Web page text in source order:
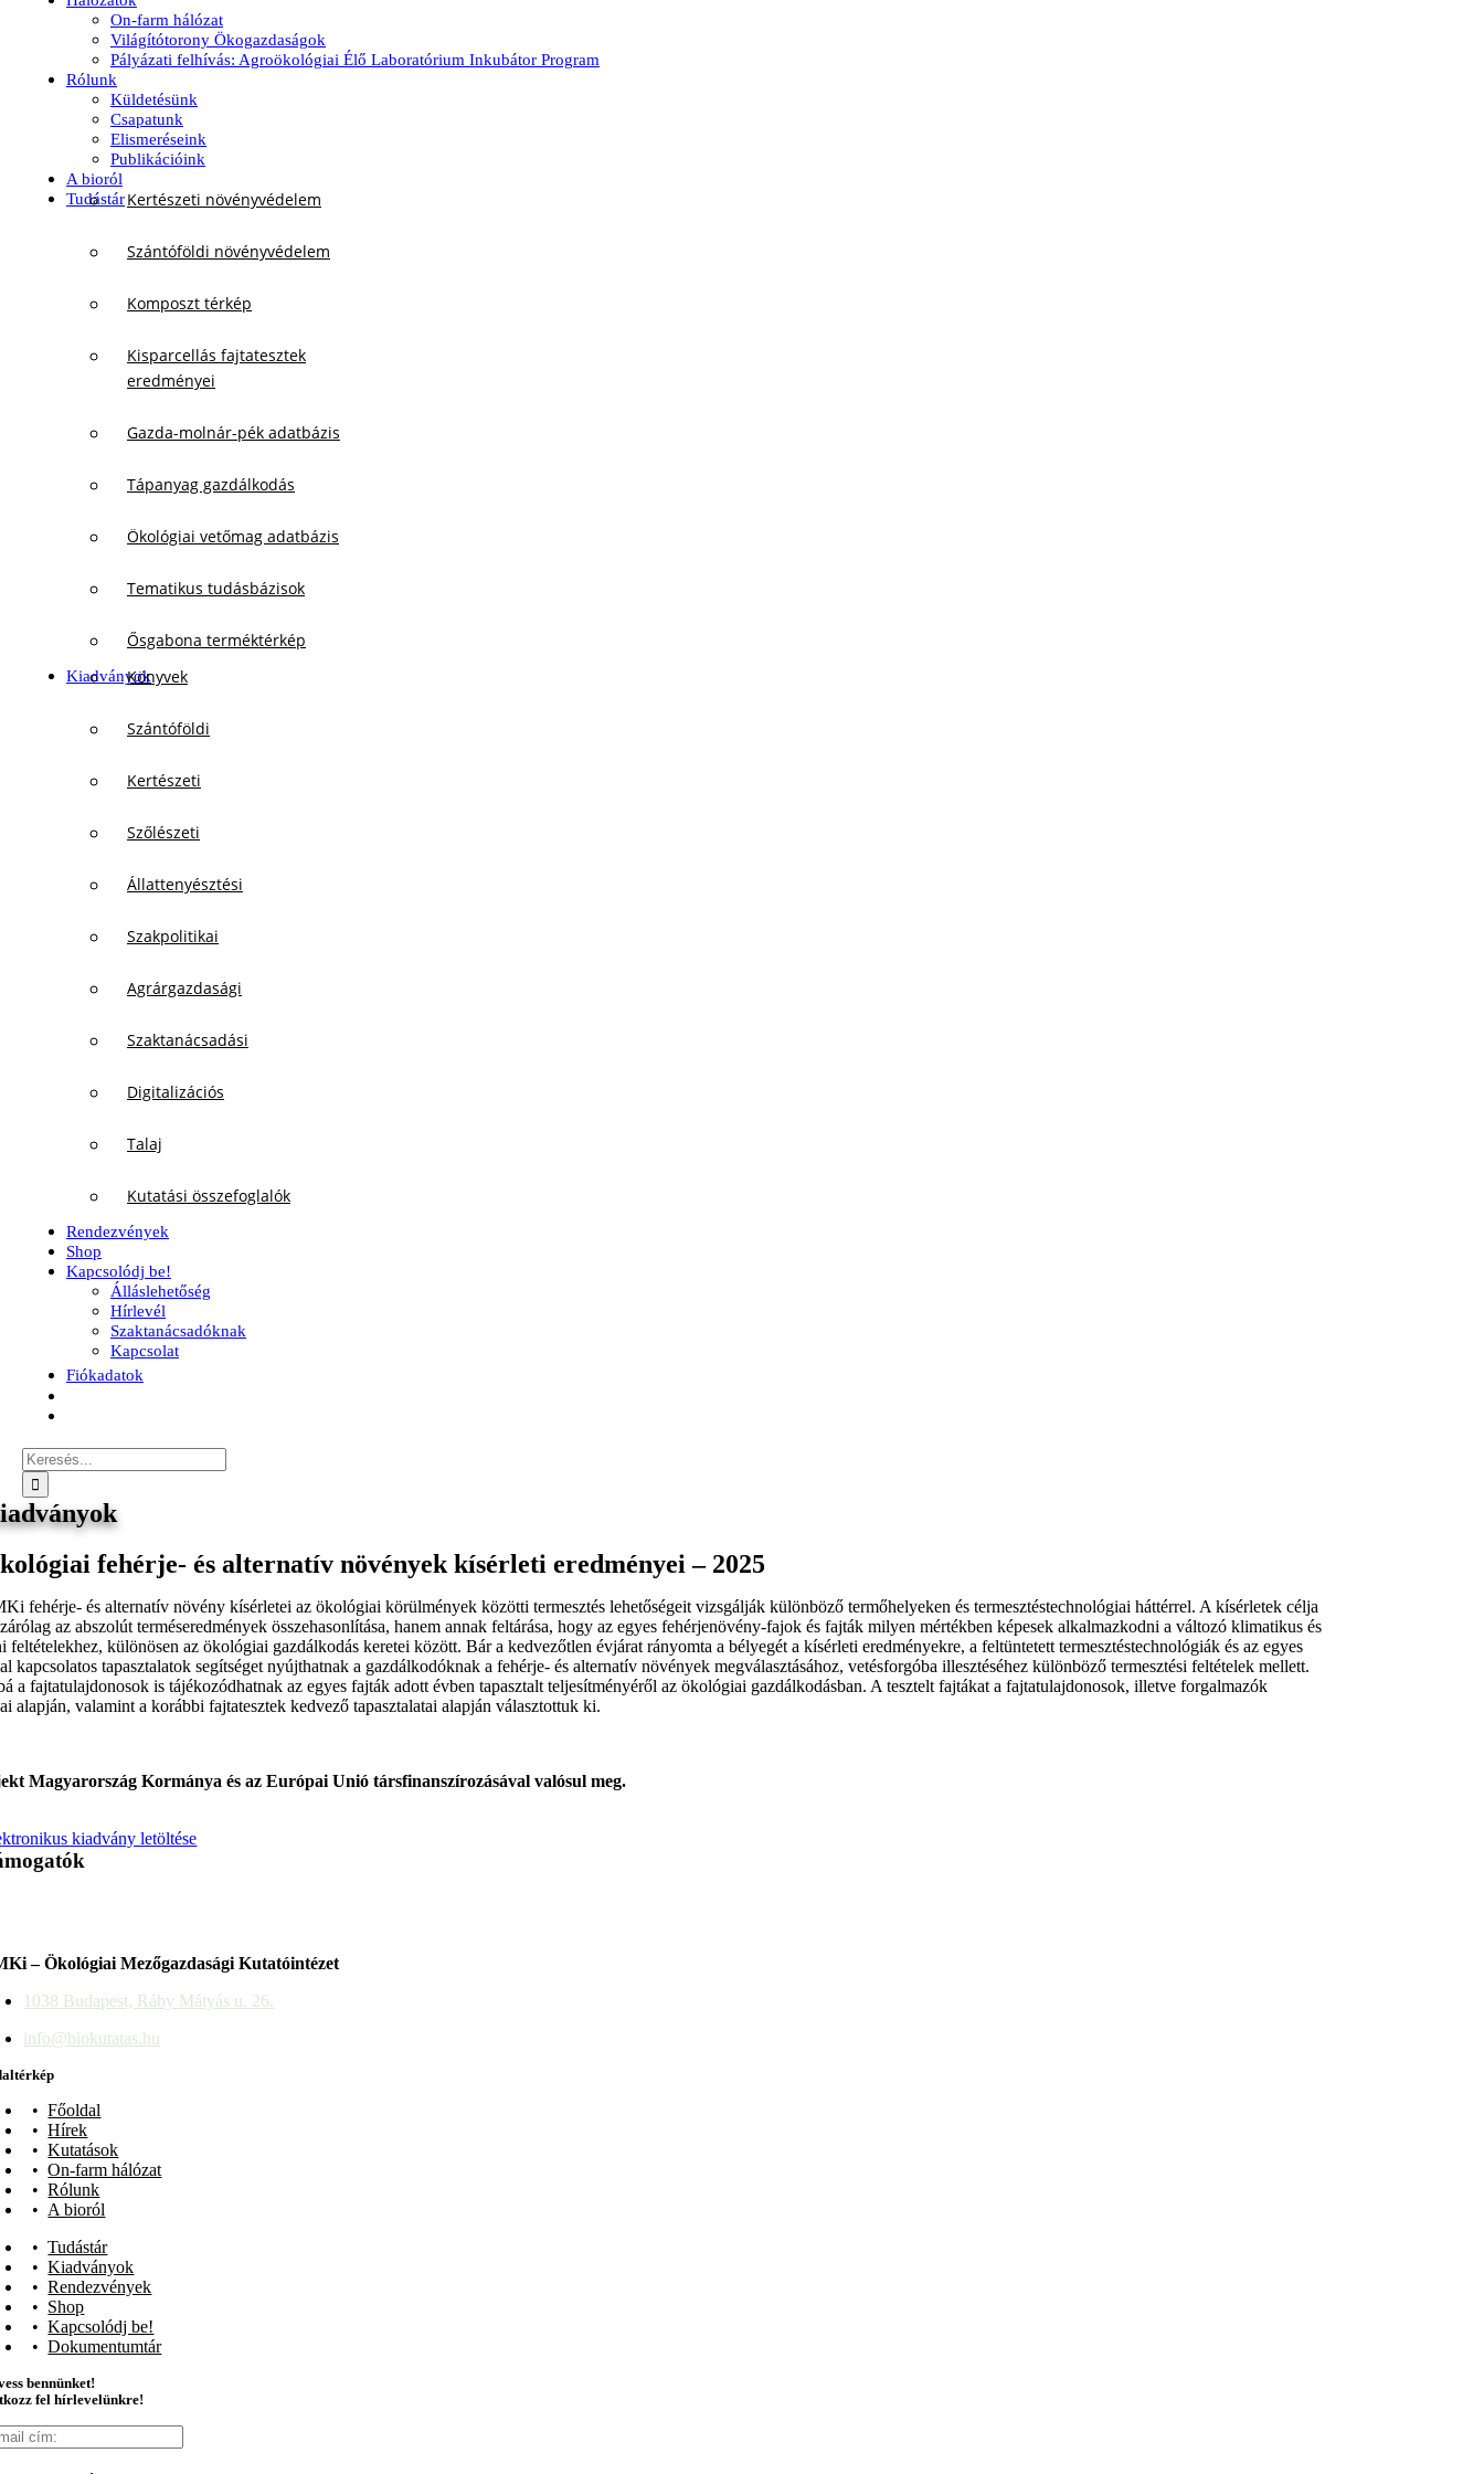
On-farm hálózat
Világítótorony Ökogazdaságok
Pályázati felhívás: Agroökológiai Élő Laboratórium Inkubátor Program
Rólunk
Küldetésünk
Csapatunk
Elismeréseink
Publikációink
A bioról
TudástárKertészeti növényvédelem
Szántóföldi növényvédelem
Komposzt térkép
Kisparcellás fajtatesztek
eredményei
Gazda-molnár-pék adatbázis
Tápanyag gazdálkodás
Ökológiai vetőmag adatbázis
Tematikus tudásbázisok
Ősgabona terméktérkép
KiadványokKönyvek
Szántóföldi
Kertészeti
Szőlészeti
Állattenyésztési
Szakpolitikai
Agrárgazdasági
Szaktanácsadási
Digitalizációs
Talaj
Kutatási összefoglalók
Rendezvények
Shop
Kapcsolódj be!
Álláslehetőség
Hírlevél
Szaktanácsadóknak
Kapcsolat
Fiókadatok
Keresés...
fehérje- és alternatív növények kísérleti eredményei – 2025
fehérje- és alternatív növény kísérletei az ökológiai körülmények közötti termesztés lehetőségeit vizsgálják különböző termőhelyeken és termesztéstechnológiai háttérrel. A kísérletek célja
az abszolút terméseredmények összehasonlítása, hanem annak feltárása, hogy az egyes fehérjenövény-fajok és fajták milyen mértékben képesek alkalmazkodni a változó klimatikus és
feltételekhez, különösen az ökológiai gazdálkodás keretei között. Bár a kedvezőtlen évjárat rányomta a bélyegét a kísérleti eredményekre, a feltüntetett termesztéstechnológiák és az egyes
kapcsolatos tapasztalatok segítséget nyújthatnak a gazdálkodóknak a fehérje- és alternatív növények megválasztásához, vetésforgóba illesztéséhez különböző termesztési feltételek mellett.
a fajtatulajdonosok is tájékozódhatnak az egyes fajták adott évben tapasztalt teljesítményéről az ökológiai gazdálkodásban. A tesztelt fajtákat a fajtatulajdonosok, illetve forgalmazók
alapján, valamint a korábbi fajtatesztek kedvező tapasztalatai alapján választottuk ki.
Magyarország Kormánya és az Európai Unió társfinanszírozásával valósul meg.
kiadvány letöltése
– Ökológiai Mezőgazdasági Kutatóintézet
1038 Budapest, Ráby Mátyás u. 26.
info@biokutatas.hu
Főoldal
Hírek
Kutatások
On-farm hálózat
Rólunk
A bioról
Tudástár
Kiadványok
Rendezvények
Shop
Kapcsolódj be!
Dokumentumtár
bennünket!
fel hírlevelünkre!